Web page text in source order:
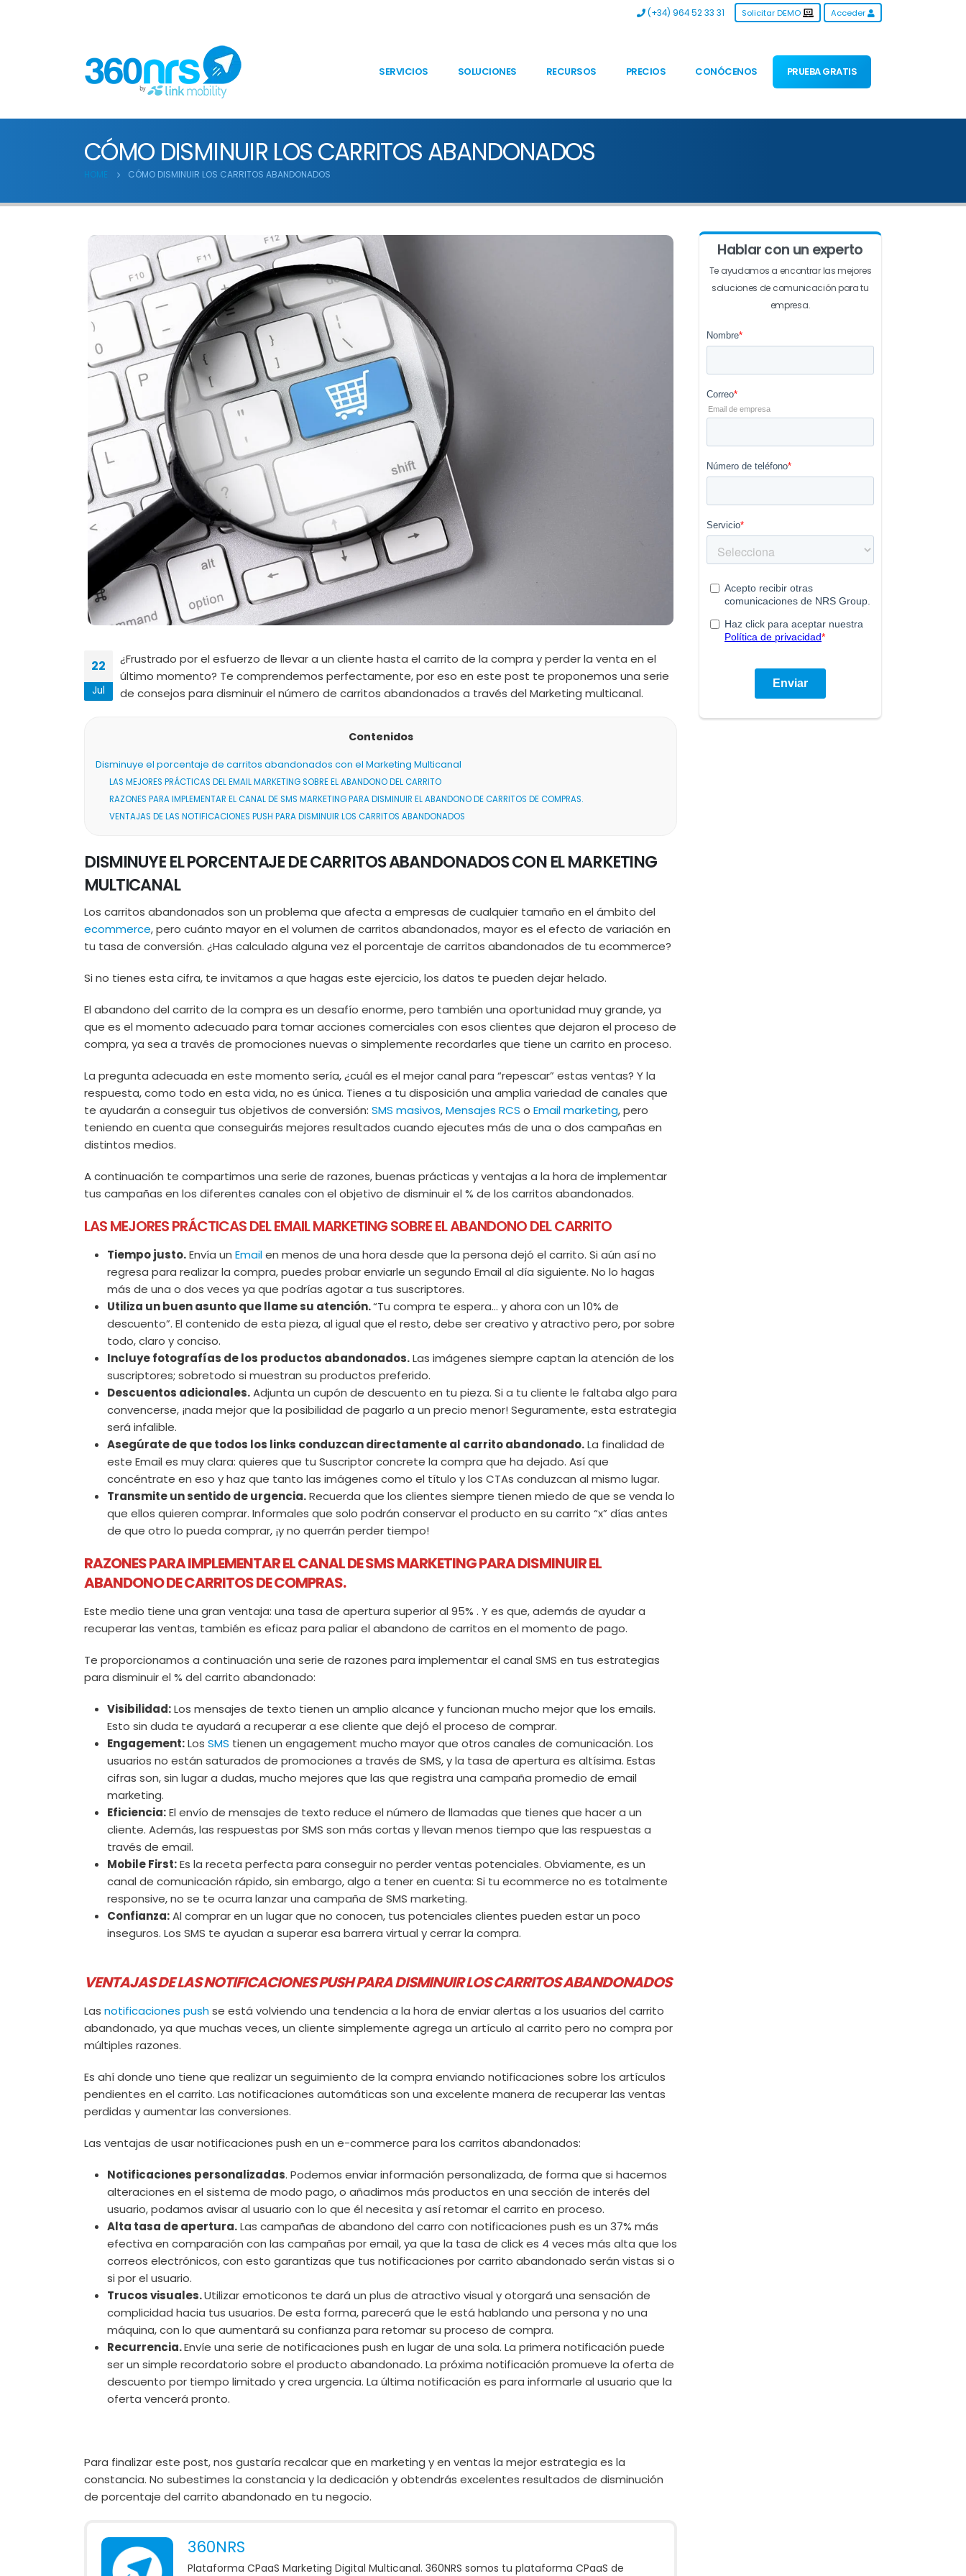
(+34) 964 52 33 31 Solicitar DEMO Acceder
SERVICIOS SOLUCIONES RECURSOS PRECIOS CONÓCENOS PRUEBA GRATIS
CÓMO DISMINUIR LOS CARRITOS ABANDONADOS
HOME CÓMO DISMINUIR LOS CARRITOS ABANDONADOS
22
Jul
¿Frustrado por el esfuerzo de llevar a un cliente hasta el carrito de la compra y perder la venta en el
último momento? Te comprendemos perfectamente, por eso en este post te proponemos una serie
de consejos para disminuir el número de carritos abandonados a través del Marketing multicanal.
Contenidos
Disminuye el porcentaje de carritos abandonados con el Marketing Multicanal
LAS MEJORES PRÁCTICAS DEL EMAIL MARKETING SOBRE EL ABANDONO DEL CARRITO
RAZONES PARA IMPLEMENTAR EL CANAL DE SMS MARKETING PARA DISMINUIR EL ABANDONO DE CARRITOS DE COMPRAS.
VENTAJAS DE LAS NOTIFICACIONES PUSH PARA DISMINUIR LOS CARRITOS ABANDONADOS
DISMINUYE EL PORCENTAJE DE CARRITOS ABANDONADOS CON EL MARKETING
MULTICANAL
Los carritos abandonados son un problema que afecta a empresas de cualquier tamaño en el ámbito del
ecommerce, pero cuánto mayor en el volumen de carritos abandonados, mayor es el efecto de variación en
tu tasa de conversión. ¿Has calculado alguna vez el porcentaje de carritos abandonados de tu ecommerce?
Si no tienes esta cifra, te invitamos a que hagas este ejercicio, los datos te pueden dejar helado.
El abandono del carrito de la compra es un desafío enorme, pero también una oportunidad muy grande, ya
que es el momento adecuado para tomar acciones comerciales con esos clientes que dejaron el proceso de
compra, ya sea a través de promociones nuevas o simplemente recordarles que tiene un carrito en proceso.
La pregunta adecuada en este momento sería, ¿cuál es el mejor canal para “repescar” estas ventas? Y la
respuesta, como todo en esta vida, no es única. Tienes a tu disposición una amplia variedad de canales que
te ayudarán a conseguir tus objetivos de conversión: SMS masivos,Mensajes RCS o Email marketing, pero
teniendo en cuenta que conseguirás mejores resultados cuando ejecutes más de una o dos campañas en
distintos medios.
A continuación te compartimos una serie de razones, buenas prácticas y ventajas a la hora de implementar
tus campañas en los diferentes canales con el objetivo de disminuir el % de los carritos abandonados.
LAS MEJORES PRÁCTICAS DEL EMAIL MARKETING SOBRE EL ABANDONO DEL CARRITO
Tiempo justo.Envía un Emailen menos de una hora desde que la persona dejó el carrito. Si aún así no
regresa para realizar la compra, puedes probar enviarle un segundo Email al día siguiente. No lo hagas
más de una o dos veces ya que podrías agotar a tus suscriptores.
Utiliza un buen asunto que llame su atención.“Tu compra te espera… y ahora con un 10% de
descuento”. El contenido de esta pieza, al igual que el resto, debe ser creativo y atractivo pero, por sobre
todo, claro y conciso.
Incluye fotografías de los productos abandonados.Las imágenes siempre captan la atención de los
suscriptores; sobretodo si muestran su productos preferido.
Descuentos adicionales.Adjunta un cupón de descuento en tu pieza. Si a tu cliente le faltaba algo para
convencerse, ¡nada mejor que la posibilidad de pagarlo a un precio menor! Seguramente, esta estrategia
será infalible.
Asegúrate de que todos los links conduzcan directamente al carrito abandonado.La finalidad de
este Email es muy clara: quieres que tu Suscriptor concrete la compra que ha dejado. Así que
concéntrate en eso y haz que tanto las imágenes como el título y los CTAs conduzcan al mismo lugar.
Transmite un sentido de urgencia.Recuerda que los clientes siempre tienen miedo de que se venda lo
que ellos quieren comprar. Informales que solo podrán conservar el producto en su carrito “x” días antes
de que otro lo pueda comprar, ¡y no querrán perder tiempo!
RAZONES PARA IMPLEMENTAR EL CANAL DE SMS MARKETING PARA DISMINUIR EL
ABANDONO DE CARRITOS DE COMPRAS.
Este medio tiene una gran ventaja: una tasa de apertura superior al 95% . Y es que, además de ayudar a
recuperar las ventas, también es eficaz para paliar el abandono de carritos en el momento de pago.
Te proporcionamos a continuación una serie de razones para implementar el canal SMS en tus estrategias
para disminuir el % del carrito abandonado:
Visibilidad:Los mensajes de texto tienen un amplio alcance y funcionan mucho mejor que los emails.
Esto sin duda te ayudará a recuperar a ese cliente que dejó el proceso de comprar.
Engagement:Los SMS tienen un engagement mucho mayor que otros canales de comunicación. Los
usuarios no están saturados de promociones a través de SMS, y la tasa de apertura es altísima. Estas
cifras son, sin lugar a dudas, mucho mejores que las que registra una campaña promedio de email
marketing.
Eficiencia:El envío de mensajes de texto reduce el número de llamadas que tienes que hacer a un
cliente. Además, las respuestas por SMS son más cortas y llevan menos tiempo que las respuestas a
través de email.
Mobile First:Es la receta perfecta para conseguir no perder ventas potenciales. Obviamente, es un
canal de comunicación rápido, sin embargo, algo a tener en cuenta: Si tu ecommerce no es totalmente
responsive, no se te ocurra lanzar una campaña de SMS marketing.
Confianza:Al comprar en un lugar que no conocen, tus potenciales clientes pueden estar un poco
inseguros. Los SMS te ayudan a superar esa barrera virtual y cerrar la compra.
VENTAJAS DE LAS NOTIFICACIONES PUSH PARA DISMINUIR LOS CARRITOS ABANDONADOS
Las notificaciones pushse está volviendo una tendencia a la hora de enviar alertas a los usuarios del carrito
abandonado, ya que muchas veces, un cliente simplemente agrega un artículo al carrito pero no compra por
múltiples razones.
Es ahí donde uno tiene que realizar un seguimiento de la compra enviando notificaciones sobre los artículos
pendientes en el carrito. Las notificaciones automáticas son una excelente manera de recuperar las ventas
perdidas y aumentar las conversiones.
Las ventajas de usar notificaciones push en un e-commerce para los carritos abandonados:
Notificaciones personalizadas. Podemos enviar información personalizada, de forma que si hacemos
alteraciones en el sistema de modo pago, o añadimos más productos en una sección de interés del
usuario, podamos avisar al usuario con lo que él necesita y así retomar el carrito en proceso.
Alta tasa de apertura.Las campañas de abandono del carro con notificaciones push es un 37% más
efectiva en comparación con las campañas por email, ya que la tasa de click es 4 veces más alta que los
correos electrónicos, con esto garantizas que tus notificaciones por carrito abandonado serán vistas si o
si por el usuario.
Trucos visuales.Utilizar emoticonos te dará un plus de atractivo visual y otorgará una sensación de
complicidad hacia tus usuarios. De esta forma, parecerá que le está hablando una persona y no una
máquina, con lo que aumentará su confianza para retomar su proceso de compra.
Recurrencia.Envíe una serie de notificaciones push en lugar de una sola. La primera notificación puede
ser un simple recordatorio sobre el producto abandonado. La próxima notificación promueve la oferta de
descuento por tiempo limitado y crea urgencia. La última notificación es para informarle al usuario que la
oferta vencerá pronto.
Para finalizar este post, nos gustaría recalcar que en marketing y en ventas la mejor estrategia es la
constancia. No subestimes la constancia y la dedicación y obtendrás excelentes resultados de disminución
de porcentaje del carrito abandonado en tu negocio.
360NRS
Plataforma CPaaS Marketing Digital Multicanal. 360NRS somos tu plataforma CPaaS de
Hablar con un experto
Te ayudamos a encontrar las mejores
soluciones de comunicación para tu
empresa.